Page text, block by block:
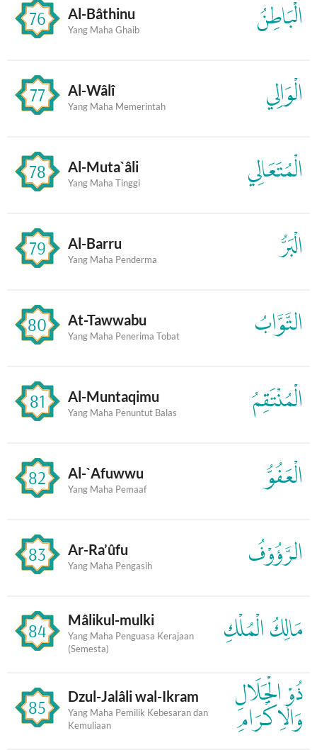
76 Al-Bâthinu
Yang Maha Ghaib الْبَاطِنُ
77 Al-Wâlî
Yang Maha Memerintah الْوَالِي
78 Al-Muta`âli
Yang Maha Tinggi الْمُتَعَالِي
79 Al-Barru
Yang Maha Penderma الْبَرُّ
80 At-Tawwabu
Yang Maha Penerima Tobat التَّوَّابُ
81 Al-Muntaqimu
Yang Maha Penuntut Balas الْمُنْتَقِمُ
82 Al-`Afuwwu
Yang Maha Pemaaf الْعَفُوُّ
83 Ar-Ra’ûfu
Yang Maha Pengasih الرَّؤُوْفُ
84 Mâlikul-mulki
Yang Maha Penguasa Kerajaan
(Semesta)
مَالِكُ الْمُلْكِ
85 Dzul-Jalâli wal-Ikram
Yang Maha Pemilik Kebesaran dan
Kemuliaan
ذُوْ الْجَلَالِ
وَالْاِكْرَامِ